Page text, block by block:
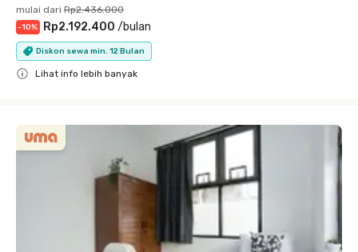
mulai dari Rp2.436.000
-10% Rp2.192.400 /bulan
Diskon sewa min. 12 Bulan
Lihat info lebih banyak